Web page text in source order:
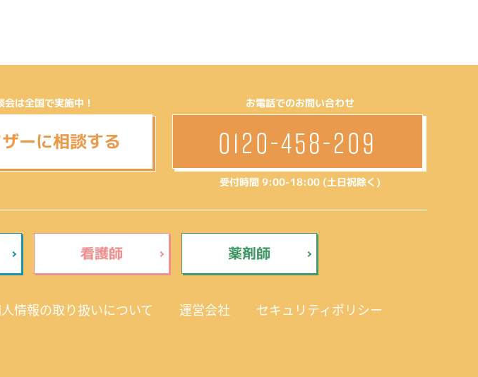
会は全国で実施中！
ーに相談する
お電話でのお問い合わせ
0120-458-209
受付時間 9:00-18:00 (土日祝除く)
看護師 薬剤師
情報の取り扱いについて 運営会社 セキュリティポリシー